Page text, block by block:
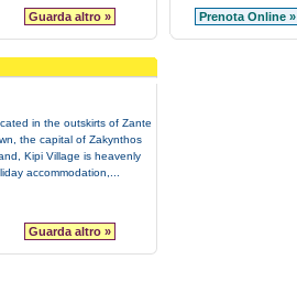
Guarda altro » Prenota Online »
in the outskirts of Zante
the capital of Zakynthos
Kipi Village is heavenly
accommodation,...
Guarda altro »